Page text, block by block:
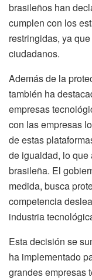
brasileños han
cumplen con los
restringidas, ya
ciudadanos.
Además de la
también ha
empresas
con las empresas
de estas
de igualdad, lo que
brasileña. El
medida, busca
competencia
industria
Esta decisión se
ha implementado
grandes empresas